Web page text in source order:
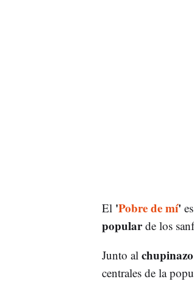
El 'Pobre de mí'
popularde los
Junto al
centrales de la